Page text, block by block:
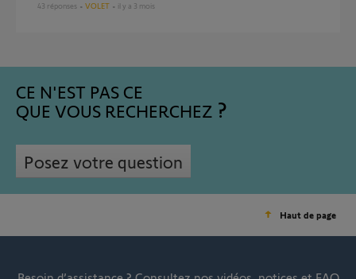
43 réponses VOLET il y a 3 mois
CE N'EST PAS CE
QUE VOUS RECHERCHEZ
Posez votre question
Haut de page